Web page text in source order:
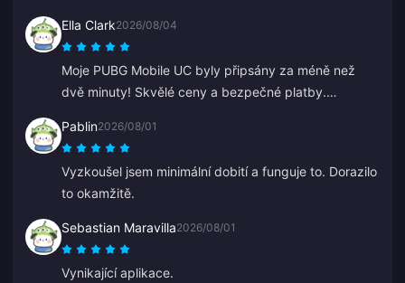
Ella Clark2026/08/04
Moje PUBG Mobile UC byly připsány za méně než
dvě minuty! Skvělé ceny a bezpečné platby.
Vřele doporučuji.
Pablin2026/08/01
Vyzkoušel jsem minimální dobití a funguje to. Dorazilo
to okamžitě.
Sebastian Maravilla2026/08/01
Vynikající aplikace.